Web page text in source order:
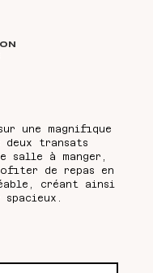
une magnifique
deux transats
salle à manger,
de repas en
créant ainsi
spacieux.